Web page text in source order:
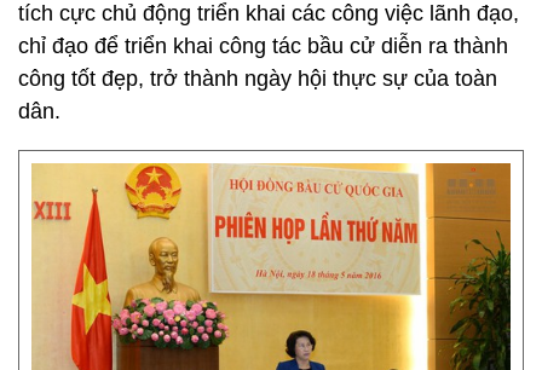
tích cực chủ động triển khai các công việc lãnh đạo,
chỉ đạo để triển khai công tác bầu cử diễn ra thành
công tốt đẹp, trở thành ngày hội thực sự của toàn
dân.